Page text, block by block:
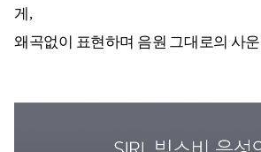
게,
왜곡없이 표현하며 음원 그대로의 사